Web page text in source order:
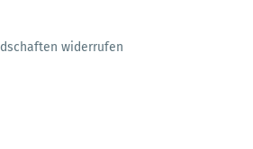
widerrufen